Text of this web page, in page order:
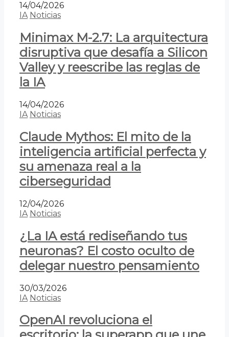
14/04/2026
IA Noticias
Minimax M-2.7: La arquitectura
disruptiva que desafía a Silicon
Valley y reescribe las reglas de
la IA
14/04/2026
IA Noticias
Claude Mythos: El mito de la
inteligencia artificial perfecta y
su amenaza real a la
ciberseguridad
12/04/2026
IA Noticias
¿La IA está rediseñando tus
neuronas? El costo oculto de
delegar nuestro pensamiento
30/03/2026
IA Noticias
OpenAI revoluciona el